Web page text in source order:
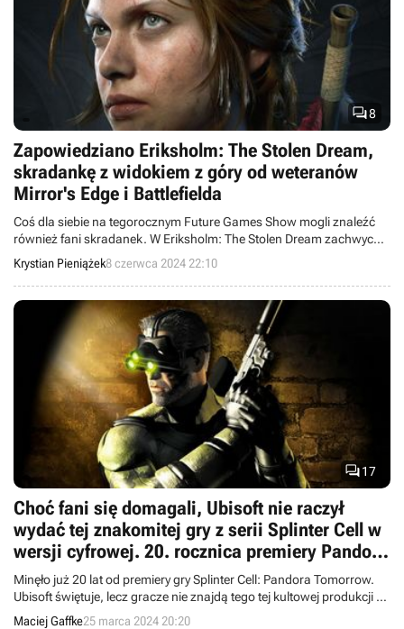
8
Zapowiedziano Eriksholm: The Stolen Dream,
skradankę z widokiem z góry od weteranów
Mirror's Edge i Battlefielda
Coś dla siebie na tegorocznym Future Games Show mogli znaleźć
również fani skradanek. W Eriksholm: The Stolen Dream zachwyca
przede wszystkim klimatyczne, skandynawskie miasto, w którym
toczy się akcja.
Krystian Pieniążek8 czerwca 2024 22:10
17
Choć fani się domagali, Ubisoft nie raczył
wydać tej znakomitej gry z serii Splinter Cell w
wersji cyfrowej. 20. rocznica premiery Pandora
Tomorrow
Minęło już 20 lat od premiery gry Splinter Cell: Pandora Tomorrow.
Ubisoft świętuje, lecz gracze nie znajdą tego tej kultowej produkcji w
żadnym cyfrowym sklepie, aby ją sprawdzić.
Maciej Gaffke25 marca 2024 20:20